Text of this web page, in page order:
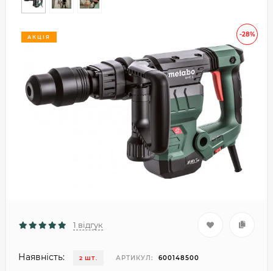
-28%
АКЦІЯ
1 відгук
Наявність: 2 ШТ. АРТИКУЛ: 600148500